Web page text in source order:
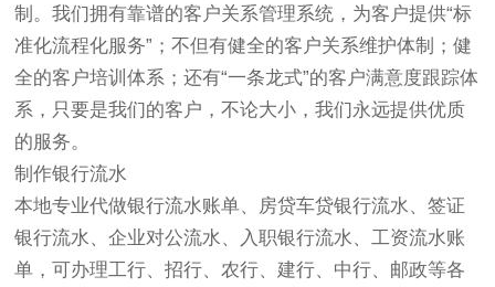
制。我们拥有靠谱的客户关系管理系统，为客户提供“标
准化流程化服务”；不但有健全的客户关系维护体制；健
全的客户培训体系；还有“一条龙式”的客户满意度跟踪体
系，只要是我们的客户，不论大小，我们永远提供优质
的服务。
制作银行流水
本地专业代做银行流水账单、房贷车贷银行流水、签证
银行流水、企业对公流水、入职银行流水、工资流水账
单，可办理工行、招行、农行、建行、中行、邮政等各